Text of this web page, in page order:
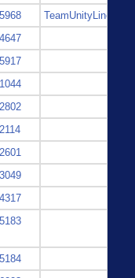
5968
TeamUnityLine
4647
5917
1044
2802
2114
2601
3049
4317
5183
5184